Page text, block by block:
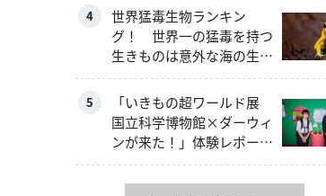
4
世界猛毒生物ランキン
グ！ 世界一の猛毒を持つ
生きものは意外な海の生き
もの!?
5
「いきもの超ワールド展
国立科学博物館×ダーウィ
ンが来た！」体験レポー
ト！見どころを昆虫大好き
中学生研究員が解説